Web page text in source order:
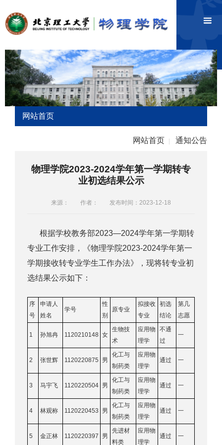
网站首页
网站首页 通知公告
物理学院2023-2024学年第一学期转专
业初选结果公示
来源： 作者： 发布时间：2023-12-18
根据学校教务部2023—2024学年第一学期转
专业工作安排，《物理学院2023-2024学年第一
学期接收转专业学生工作办法》，现将转专业初
选结果公示如下：
序
号
申请人
姓名
学号
性
别
原专业
拟接收
专业
初选
结论
第几
志愿
1 孙旭冉 1120210148 女
生物技
术
应用物
理学
不通
过
一
2 张世辉 1120220875 男
化工与
制药类
应用物
理学
通过 一
3 马宇飞 1120220504 男
化工与
制药类
应用物
理学
通过 一
4 林观称 1120220453 男
化工与
制药类
应用物
理学
通过 一
5 金正林 1120220397 男
先进材
料类
应用物
理学
通过 一